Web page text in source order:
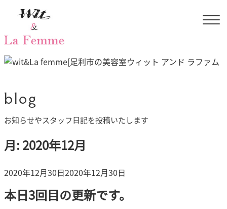
blog
お知らせやスタッフ日記を投稿いたします
月:2020年12月
投
日:
2020年12月30日2020年12月30日
本日3回目の更新です。